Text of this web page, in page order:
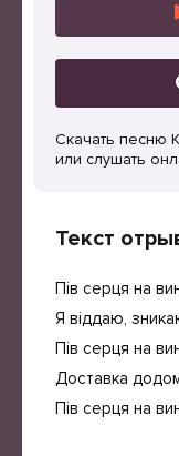
Скачать песню
или слушать
Текст
Пів серця на
Я віддаю,
Пів серця на
Доставка
Пів серця на